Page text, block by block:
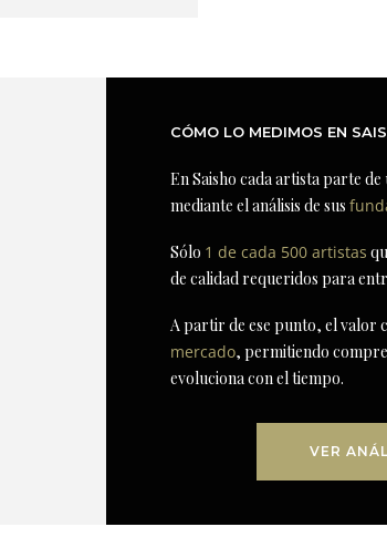
CÓMO LO MEDIMOS EN
En Saisho cada artista parte
mediante el análisis de sus
Sólo 1 de cada 500 artistas
de calidad requeridos para
A partir de ese punto, el valor
mercado, permitiendo
evoluciona con el tiempo.
VER